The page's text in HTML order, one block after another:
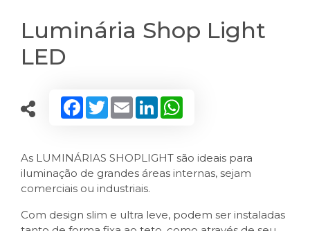
Luminária Shop Light
LED
Facebook
TwitterEmailLinkedIn
As LUMINÁRIAS SHOPLIGHT são ideais para
iluminação de grandes áreas internas, sejam
comerciais ou industriais.
Com design slim e ultra leve, podem ser instaladas